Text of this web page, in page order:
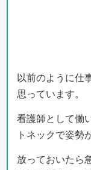
以前のように仕
思っています。
看護師として働
トネックで姿勢
放っておいたら